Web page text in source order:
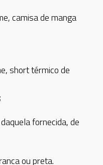
camisa de manga
short térmico de
fornecida, de
ou preta.